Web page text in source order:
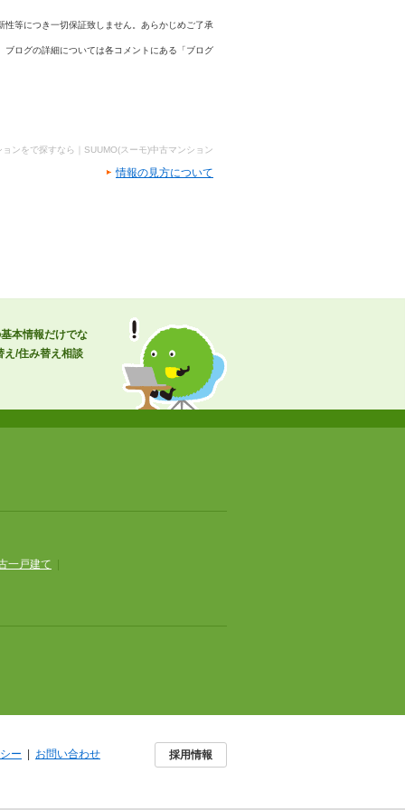
等につき一切保証致しません。あらかじめご了承
ログの詳細については各コメントにある「ブログ
ョンをで探すなら｜SUUMO(スーモ)中古マンション
情報の見方について
本情報だけでな
え/住み替え相談
一戸建て
ー お問い合わせ 採用情報